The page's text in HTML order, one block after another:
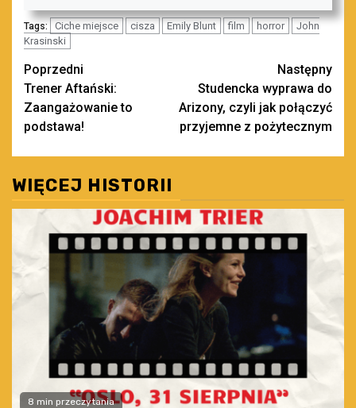
Tags: Ciche miejsce cisza Emily Blunt film horror
John
Krasinski
Zobacz
wpisy
Poprzedni
Trener Aftański:
Zaangażowanie to
podstawa!
Następny
Studencka wyprawa do
Arizony, czyli jak połączyć
przyjemne z pożytecznym
WIĘCEJ HISTORII
8 min przeczytania